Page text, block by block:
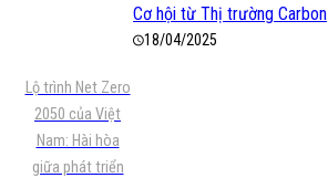
Lộ trình Net Zero
2050 của Việt
Nam: Hài hòa
giữa phát triển
Cơ hội từ Thị trường Carbon
18/04/2025